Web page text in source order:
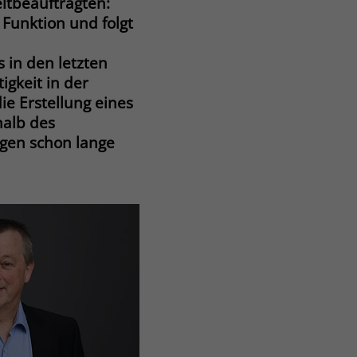
und folgt
in den letzten
in der
Erstellung eines
des
schon lange